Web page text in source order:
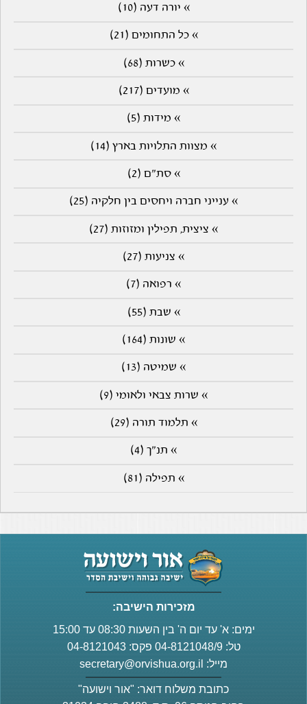
» יורה דעה (10)
» כל התחומים (21)
» כשרות (68)
» מועדים (217)
» מידות (5)
» מצוות התלויות בארץ (14)
» סת"ם (2)
» ענייני חברה ויחסים בין חלקיה (25)
» ציצית, תפילין ומזוזות (27)
» צניעות (27)
» רפואה (7)
» שבת (55)
» שונות (164)
» שמיטה (13)
» שרות צבאי ולאומי (9)
» תלמוד תורה (29)
» תנ"ך (4)
» תפילה (81)
מזכירות הישיבה:
ימים: א' עד יום ה' בין השעות 08:30 עד 15:00
טל: 04-8121048/9 פקס: 04-8121043
מייל: secretary@orvishua.org.il
כתובת משלוח דואר: "אור וישועה"